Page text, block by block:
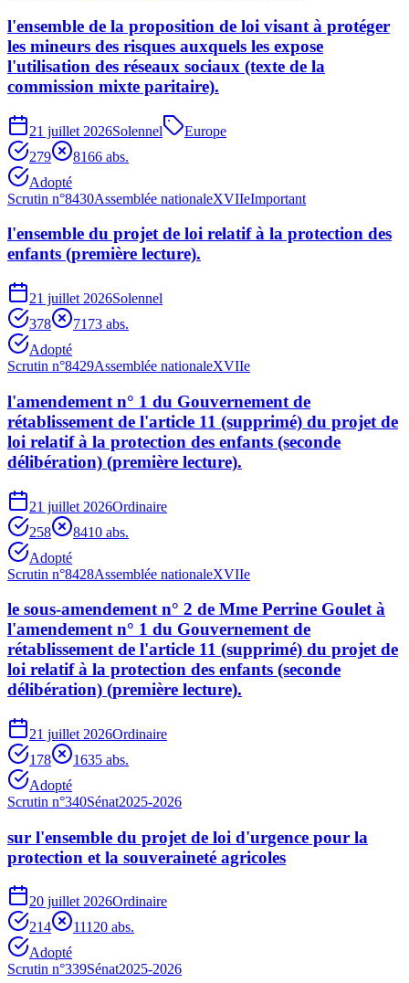
l'ensemble de la proposition de loi visant à protéger
les mineurs des risques auxquels les expose
l'utilisation des réseaux sociaux (texte de la
commission mixte paritaire).
21 juillet 2026Solennel
Europe
279
8166 abs.
Adopté
Scrutin n°8430Assemblée nationaleXVIIeImportant
l'ensemble du projet de loi relatif à la protection des
enfants (première lecture).
21 juillet 2026Solennel
378
7173 abs.
Adopté
Scrutin n°8429Assemblée nationaleXVIIe
l'amendement n° 1 du Gouvernement de
rétablissement de l'article 11 (supprimé) du projet de
loi relatif à la protection des enfants (seconde
délibération) (première lecture).
21 juillet 2026Ordinaire
258
8410 abs.
Adopté
Scrutin n°8428Assemblée nationaleXVIIe
le sous-amendement n° 2 de Mme Perrine Goulet à
l'amendement n° 1 du Gouvernement de
rétablissement de l'article 11 (supprimé) du projet de
loi relatif à la protection des enfants (seconde
délibération) (première lecture).
21 juillet 2026Ordinaire
178
1635 abs.
Adopté
Scrutin n°340Sénat2025-2026
sur l'ensemble du projet de loi d'urgence pour la
protection et la souveraineté agricoles
20 juillet 2026Ordinaire
214
111 20 abs.
Adopté
Scrutin n°339Sénat2025-2026